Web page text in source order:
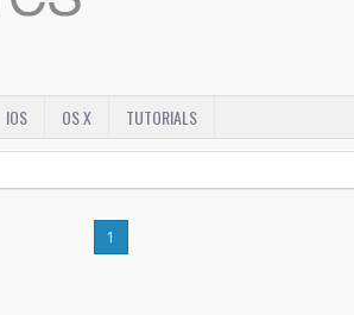
IOS OS X TUTORIALS
1